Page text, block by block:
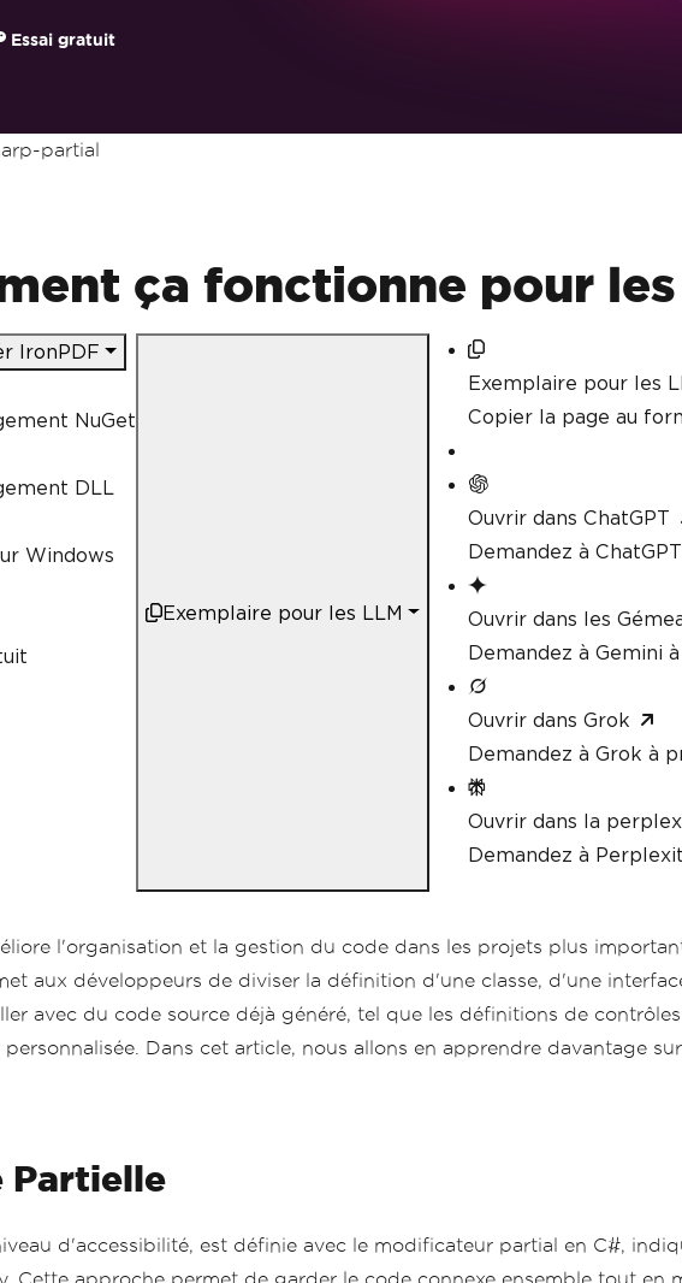
Essai gratuit
partial
ça fonctionne pour
IronPDF
NuGet
DLL
Windows
Exemplaire pour les LLM
Exemplaire pour les
Copier la page au
Ouvrir dans ChatGPT
Demandez à
Ouvrir dans les
Demandez à Gemini
Ouvrir dans Grok
Demandez à Grok à
Ouvrir dans la
Demandez à
l'organisation et la gestion du code dans les projets plus
aux développeurs de diviser la définition d'une classe, d'une
avec du code source déjà généré, tel que les définitions de
Dans cet article, nous allons en apprendre davantage
Partielle
d'accessibilité, est définie avec le modificateur partial en C#,
Cette approche permet de garder le code connexe ensemble tout en